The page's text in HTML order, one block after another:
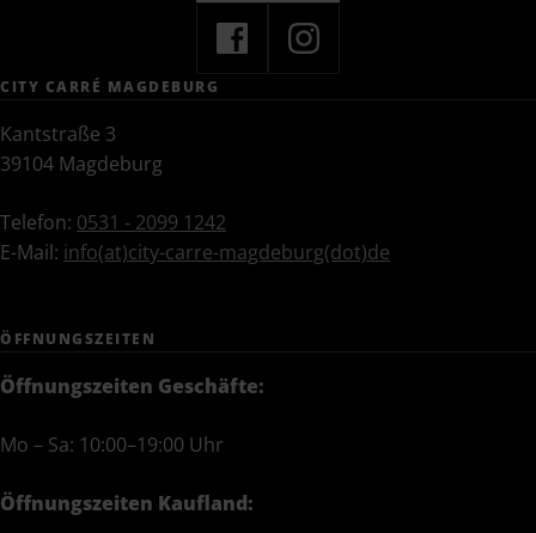
FacebookInstagram
CITY CARRÉ MAGDEBURG
Kantstraße 3
39104 Magdeburg
Telefon: 0531 - 2099 1242
E-Mail: info(at)city-carre-magdeburg(dot)de
ÖFFNUNGS­ZEITEN
Öffnungszeiten Geschäfte:
Mo – Sa: 10:00–19:00 Uhr
Öffnungszeiten Kaufland: